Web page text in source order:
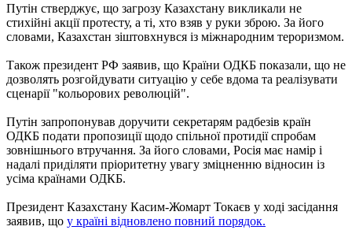
Путін стверджує, що загрозу Казахстану викликали не
стихійні акції протесту, а ті, хто взяв у руки зброю. За його
словами, Казахстан зіштовхнувся із міжнародним тероризмом.
Також президент РФ заявив, що Країни ОДКБ показали, що не
дозволять розгойдувати ситуацію у себе вдома та реалізувати
сценарії "кольорових революцій".
Путін запропонував доручити секретарям радбезів країн
ОДКБ подати пропозиції щодо спільної протидії спробам
зовнішнього втручання. За його словами, Росія має намір і
надалі приділяти пріоритетну увагу зміцненню відносин із
усіма країнами ОДКБ.
Президент Казахстану Касим-Жомарт Токаєв у ході засідання
заявив, що у країні відновлено повний порядок.